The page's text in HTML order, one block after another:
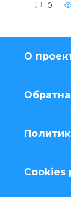
0
О
Cookies